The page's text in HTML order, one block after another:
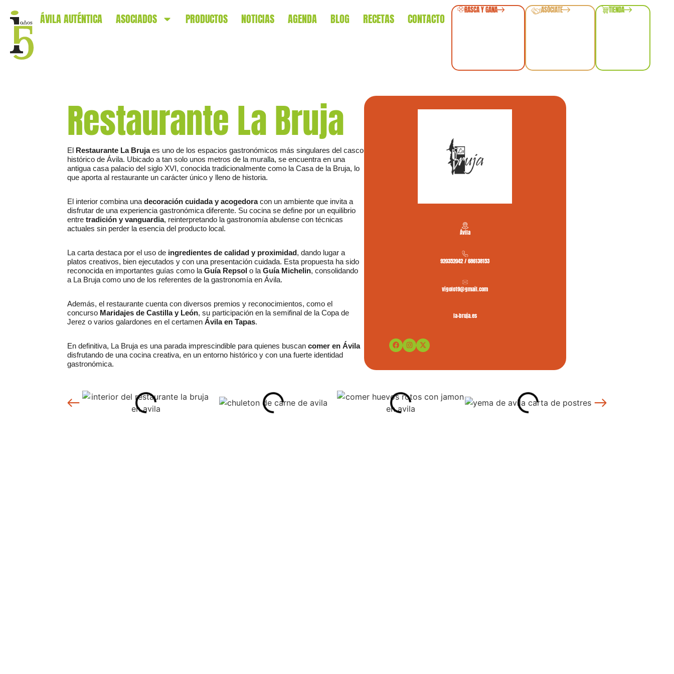
ÁVILA AUTÉNTICA ASOCIADOS PRODUCTOS NOTICIAS AGENDA BLOG RECETAS CONTACTO
RASCA Y GANA ASÓCIATE TIENDA
Restaurante La Bruja
El Restaurante La Brujaes uno de los espacios gastronómicos más singulares del casco
histórico de Ávila. Ubicado a tan solo unos metros de la muralla, se encuentra en una
antigua casa palacio del siglo XVI, conocida tradicionalmente como la Casa de la Bruja, lo
que aporta al restaurante un carácter único y lleno de historia.
El interior combina unadecoración cuidada y acogedoracon un ambiente que invita a
disfrutar de una experiencia gastronómica diferente. Su cocina se define por un equilibrio
entretradición y vanguardia, reinterpretando la gastronomía abulense con técnicas
actuales sin perder la esencia del producto local.
La carta destaca por el uso de ingredientes de calidad y proximidad, dando lugar a
platos creativos, bien ejecutados y con una presentación cuidada. Esta propuesta ha sido
reconocida en importantes guías como laGuía Repsol o laGuía Michelin, consolidando
a La Bruja como uno de los referentes de la gastronomía en Ávila.
Además, el restaurante cuenta con diversos premios y reconocimientos, como el
concurso Maridajes de Castilla y León, su participación en la semifinal de la Copa de
Jerez o varios galardones en el certamenÁvila en Tapas.
En definitiva, La Bruja es una parada imprescindible para quienes buscancomer en Ávila
disfrutando de una cocina creativa, en un entorno histórico y con una fuerte identidad
gastronómica.
Ávila
920352042 / 686138153
vigolo19@gmail.com
la-bruja.es